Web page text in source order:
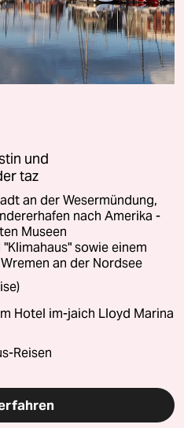
und
taz
an der Wesermündung,
nach Amerika -
Museen
sowie einem
an der Nordsee
Hotel im-jaich Lloyd Marina
Reisen